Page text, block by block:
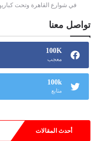
في شوارع القاهرة وتحت
تواصل معنا
100K
معجب
100k
متابع
أحدث المقالات